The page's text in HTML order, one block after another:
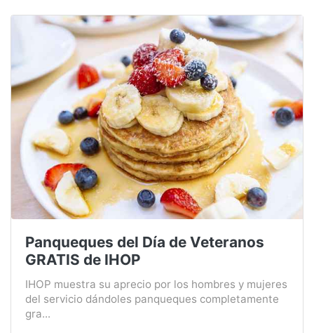
Panqueques del Día de Veteranos
GRATIS de IHOP
IHOP muestra su aprecio por los hombres y mujeres
del servicio dándoles panqueques completamente
gra...